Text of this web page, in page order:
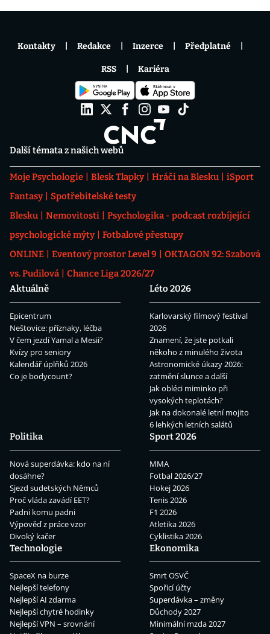
Další témata z našich webů
Moje Psychologie Blesk Tlapky Hráči na Blesku
iSport
Fantasy
Spotřebitelské testy
Blesku
Nemovitosti
Psychologika - podcast rozbíjející
psychologické mýty
Fotbalové přestupy
ONLINE
Eventový prostor Level 9
OKTAGON 92: Szabová
vs. Pudilová
Chance Liga 2026/27
Aktuálně
Epicentrum
Neštovice: příznaky, léčba
V čem jezdí Yamal a Mesii?
Kvízy pro seniory
Kalendář úplňků 2026
Co je bodycount?
Léto 2026
Karlovarský filmový festival
2026
Znamení, že jste potkali
někoho z minulého života
Astronomické úkazy 2026:
zatmění slunce a další
Jak obléci miminko při
vysokých teplotách?
Jak na dokonalé letní mojito
6 lehkých letních salátů
Politika
Nová superdávka: kdo na ní
dosáhne?
Sjezd sudetských Němců
Proč vláda zavádí EET?
Padni komu padni
Výpověď z práce vzor
Divoký kačer
Sport 2026
MMA
Fotbal 2026/27
Hokej 2026
Tenis 2026
F1 2026
Atletika 2026
Cyklistika 2026
Technologie
SpaceX na burze
Nejlepší telefony
Nejlepší AI zdarma
Nejlepší chytré hodinky
Nejlepší VPN – srovnání
Ekonomika
Smrt OSVČ
Spořicí účty
Superdávka – změny
Důchody 2027
Minimální mzda 2027
Kontakty Redakce Inzerce Předplatné
RSS Kariéra